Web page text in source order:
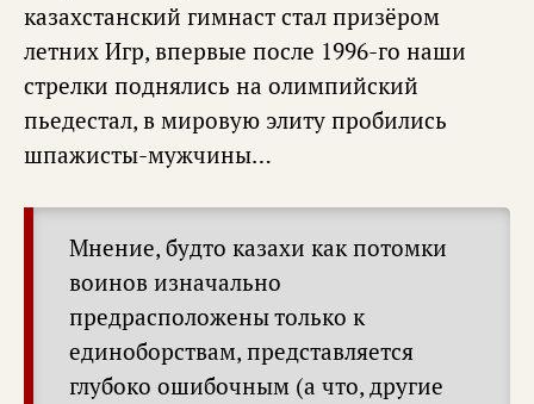
казахстанский гимнаст стал призёром
летних Игр, впервые после 1996-го наши
стрелки поднялись на олимпийский
пьедестал, в мировую элиту пробились
шпажисты-мужчины…
Мнение, будто казахи как потомки
воинов изначально
предрасположены только к
единоборствам, представляется
глубоко ошибочным (а что, другие